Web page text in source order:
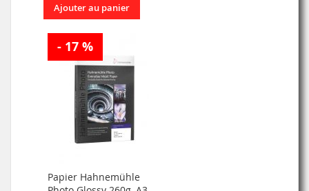
Ajouter au panier
- 17 %
Papier Hahnemühle